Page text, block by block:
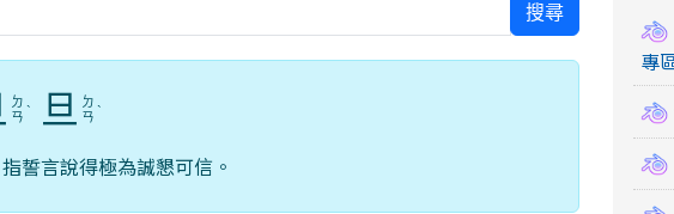
搜尋
ㄉ
ㄢ ˋ 旦
ㄉ
ㄢ ˋ
誓言說得極為誠懇可信。
專